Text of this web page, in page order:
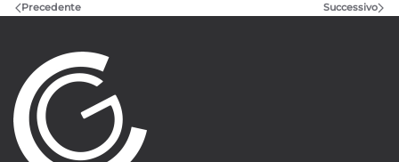
Precedente Successivo